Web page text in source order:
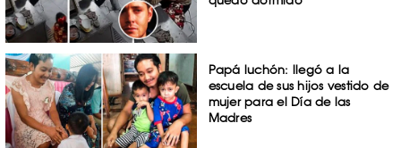
Papá luchón: llegó a la
escuela de sus hijos vestido de
mujer para el Día de las
Madres